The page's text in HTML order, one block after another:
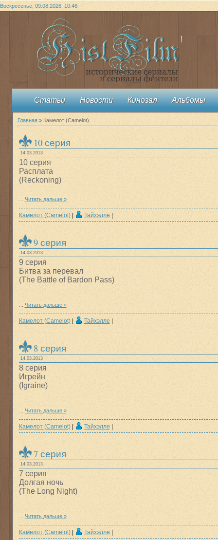
Воскресенье, 09.08.2026, 10:46
Статьи Новости Кинозал Альбомы
Главная» Камелот (Camelot)
10 серия
14.03.2013
10 серия
Расплата
(Reckoning)
Читать дальше »
Камелот (Camelot)| Тайхэлле |
9 серия
14.03.2013
9 серия
Битва за перевал
(The Battle of Bardon Pass)
Читать дальше »
Камелот (Camelot)| Тайхэлле |
8 серия
14.03.2013
8 серия
Игрейн
(Igraine)
Читать дальше »
Камелот (Camelot)| Тайхэлле |
7 серия
14.03.2013
7 серия
Долгая ночь
(The Long Night)
Читать дальше »
Камелот (Camelot)| Тайхэлле |